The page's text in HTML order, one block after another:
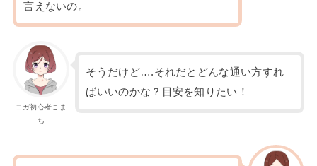
言えないの。
ヨガ初心者こま
ち
そうだけど….それだとどんな通い方すれ
ばいいのかな？目安を知りたい！